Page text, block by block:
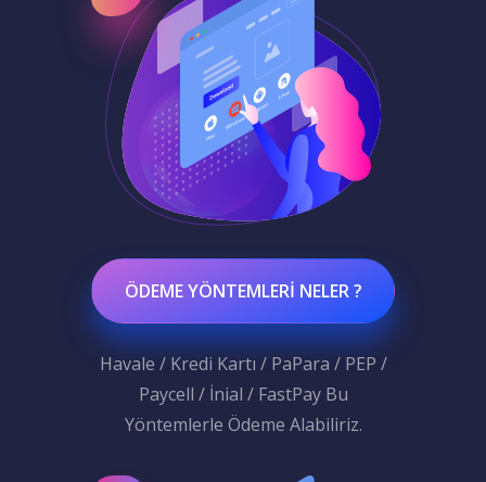
ÖDEME YÖNTEMLERI NELER ?
Havale / Kredi Kartı / PaPara / PEP /
Paycell / İnial / FastPay Bu
Yöntemlerle Ödeme Alabiliriz.